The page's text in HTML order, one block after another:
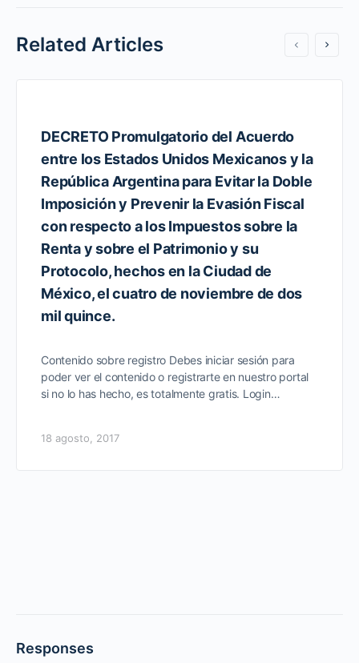
Related Articles
DECRETO Promulgatorio del Acuerdo
entre los Estados Unidos Mexicanos y la
República Argentina para Evitar la Doble
Imposición y Prevenir la Evasión Fiscal
con respecto a los Impuestos sobre la
Renta y sobre el Patrimonio y su
Protocolo, hechos en la Ciudad de
México, el cuatro de noviembre de dos
mil quince.
Contenido sobre registro Debes iniciar sesión para
poder ver el contenido o registrarte en nuestro portal
si no lo has hecho, es totalmente gratis. Login…
18 agosto, 2017
Responses